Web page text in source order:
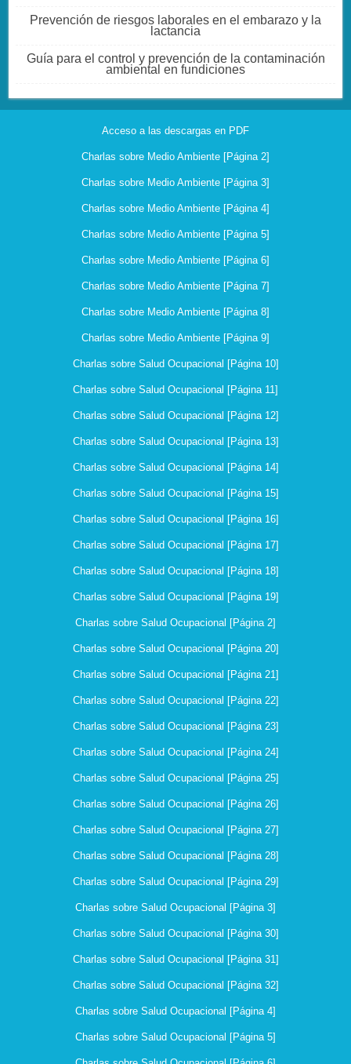
Prevención de riesgos laborales en el embarazo y la
lactancia
Guía para el control y prevención de la contaminación
ambiental en fundiciones
Acceso a las descargas en PDF
Charlas sobre Medio Ambiente [Página 2]
Charlas sobre Medio Ambiente [Página 3]
Charlas sobre Medio Ambiente [Página 4]
Charlas sobre Medio Ambiente [Página 5]
Charlas sobre Medio Ambiente [Página 6]
Charlas sobre Medio Ambiente [Página 7]
Charlas sobre Medio Ambiente [Página 8]
Charlas sobre Medio Ambiente [Página 9]
Charlas sobre Salud Ocupacional [Página 10]
Charlas sobre Salud Ocupacional [Página 11]
Charlas sobre Salud Ocupacional [Página 12]
Charlas sobre Salud Ocupacional [Página 13]
Charlas sobre Salud Ocupacional [Página 14]
Charlas sobre Salud Ocupacional [Página 15]
Charlas sobre Salud Ocupacional [Página 16]
Charlas sobre Salud Ocupacional [Página 17]
Charlas sobre Salud Ocupacional [Página 18]
Charlas sobre Salud Ocupacional [Página 19]
Charlas sobre Salud Ocupacional [Página 2]
Charlas sobre Salud Ocupacional [Página 20]
Charlas sobre Salud Ocupacional [Página 21]
Charlas sobre Salud Ocupacional [Página 22]
Charlas sobre Salud Ocupacional [Página 23]
Charlas sobre Salud Ocupacional [Página 24]
Charlas sobre Salud Ocupacional [Página 25]
Charlas sobre Salud Ocupacional [Página 26]
Charlas sobre Salud Ocupacional [Página 27]
Charlas sobre Salud Ocupacional [Página 28]
Charlas sobre Salud Ocupacional [Página 29]
Charlas sobre Salud Ocupacional [Página 3]
Charlas sobre Salud Ocupacional [Página 30]
Charlas sobre Salud Ocupacional [Página 31]
Charlas sobre Salud Ocupacional [Página 32]
Charlas sobre Salud Ocupacional [Página 4]
Charlas sobre Salud Ocupacional [Página 5]